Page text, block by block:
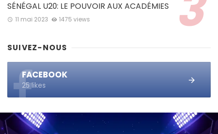
SÉNÉGAL U20: LE POUVOIR AUX ACADÉMIES
11 mai 2023 1475 views
SUIVEZ-NOUS
FACEBOOK
25 likes